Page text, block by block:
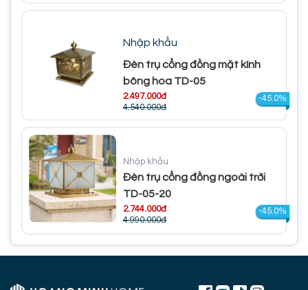
Nhập khẩu
Đèn trụ cổng đồng mặt kính
bông hoa TD-05
2.497.000đ
4.540.000đ
-45.0%
Nhập khẩu
Đèn trụ cổng đồng ngoài trời
TD-05-20
2.744.000đ
4.990.000đ
-45.0%